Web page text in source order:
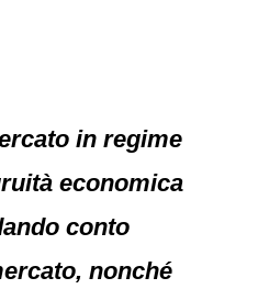
in regime
economica
conto
nonché